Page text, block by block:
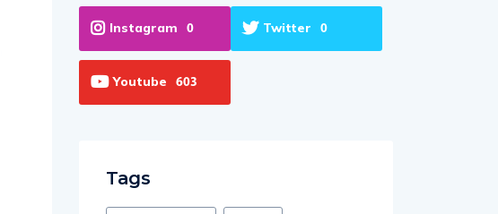
Instagram 0 Twitter 0
Youtube 603
Tags